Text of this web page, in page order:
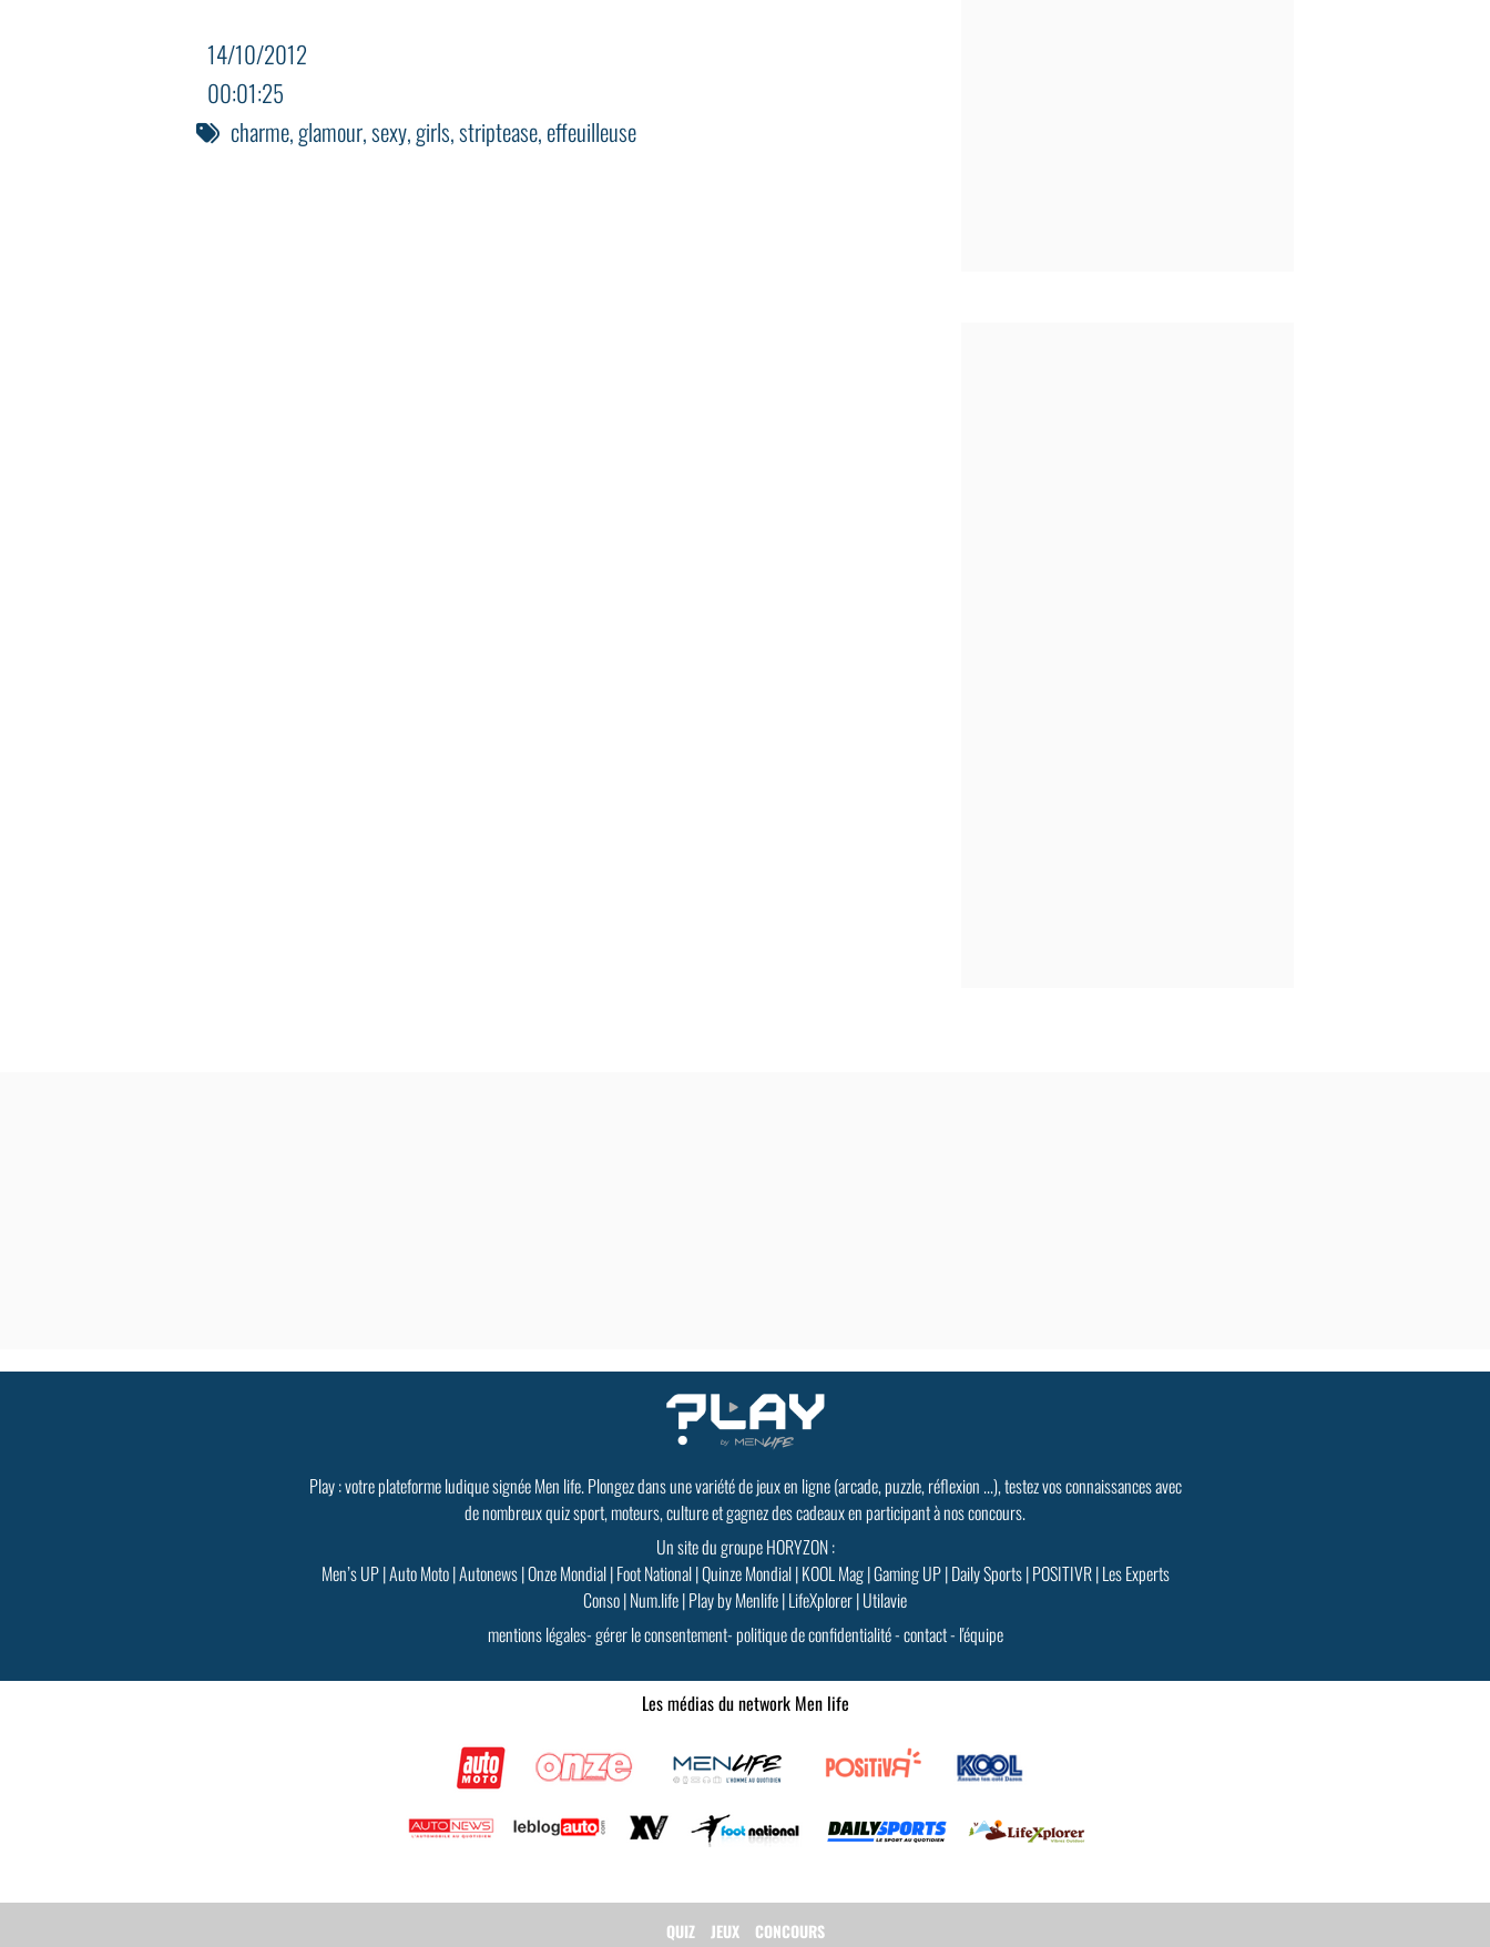
14/10/2012
00:01:25
charme,glamour,sexy,girls,striptease,effeuilleuse
Play : votre plateforme ludique signée Men life. Plongez dans une variété de jeux en ligne (arcade, puzzle, réflexion ...), testez vos connaissances avec
de nombreux quiz sport, moteurs, culture et gagnez des cadeaux en participant à nos concours.
Un site du groupe HORYZON :
Men’s UP|Auto Moto|Autonews|Onze Mondial|Foot National|Quinze Mondial|KOOL Mag|Gaming UP|Daily Sports|POSITIVR|Les Experts
Conso|Num.life|Play by Menlife|LifeXplorer|Utilavie
mentions légales-gérer le consentement-politique de confidentialité-contact- l'équipe
Les médias du network Men life
QUIZ JEUX CONCOURS